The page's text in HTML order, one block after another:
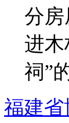
分
进木
祠”
福建省